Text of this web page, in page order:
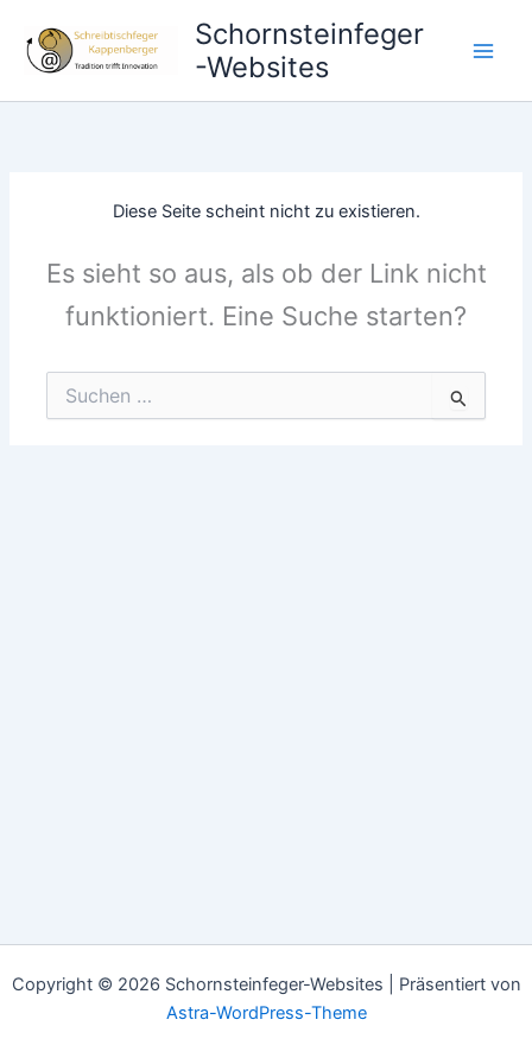
Inhalt
springen
Schornsteinfeger
-Websites
Diese Seite scheint nicht zu existieren.
Es sieht so aus, als ob der Link nicht
funktioniert. Eine Suche starten?
nach:
Copyright © 2026 Schornsteinfeger-Websites | Präsentiert von
Astra-WordPress-Theme